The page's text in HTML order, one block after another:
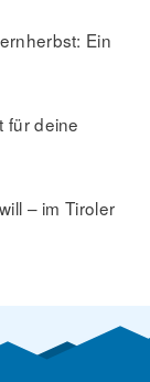
Ein
für deine
– im Tiroler